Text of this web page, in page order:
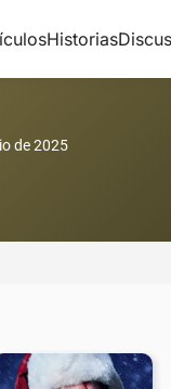
Historias
de 2025